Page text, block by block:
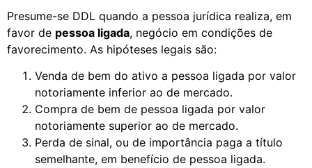
Presume-se DDL quando a pessoa jurídica realiza, em
favor de pessoa ligada, negócio em condições de
favorecimento. As hipóteses legais são:
Venda de bem do ativo a pessoa ligada por valor
notoriamente inferior ao de mercado.
Compra de bem de pessoa ligada por valor
notoriamente superior ao de mercado.
Perda de sinal, ou de importância paga a título
semelhante, em benefício de pessoa ligada.